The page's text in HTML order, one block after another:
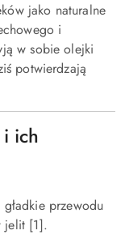
jako naturalne
i
w sobie olejki
potwierdzają
ich
przewodu
jelit [1].